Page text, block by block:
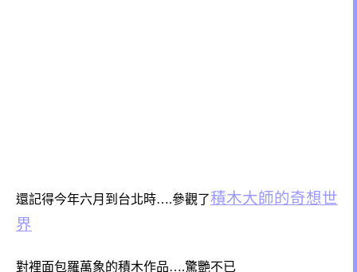
還記得今年六月到台北時….參觀了積木大師的奇想世
界
對裡面包羅萬象的積木作品….驚艷不已